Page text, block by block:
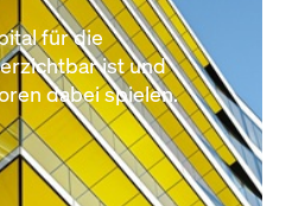
für die
ist und
dabei spielen.